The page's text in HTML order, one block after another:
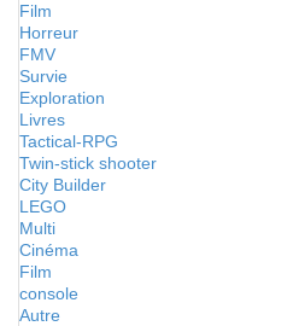
Film
Horreur
FMV
Survie
Exploration
Livres
Tactical-RPG
Twin-stick shooter
City Builder
LEGO
Multi
Cinéma
Film
console
Autre